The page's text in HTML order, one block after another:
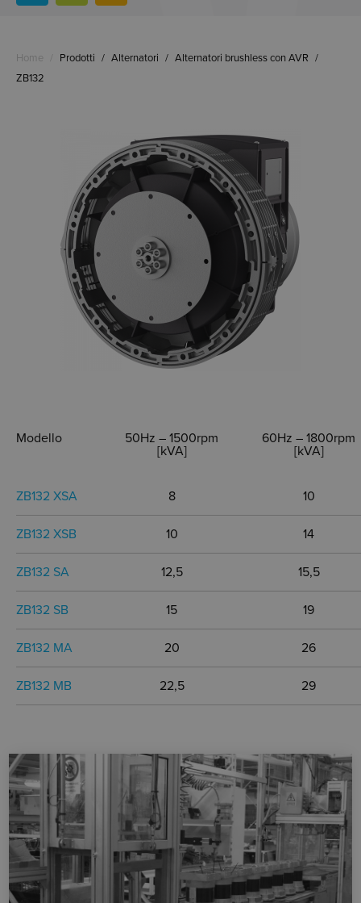
Home Prodotti / Alternatori / Alternatori brushless con AVR /
ZB132
Modello
50Hz – 1500rpm
[kVA]
60Hz – 1800rpm
[kVA]
ZB132 XSA 8 10
ZB132 XSB 10 14
ZB132 SA 12,5 15,5
ZB132 SB 15 19
ZB132 MA 20 26
ZB132 MB 22,5 29